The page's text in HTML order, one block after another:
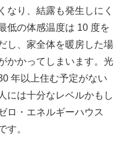
なり、結露も発生しにく
低の体感温度は 10 度を
し、家全体を暖房した場
かかってしまいます。光
年以上住む予定がない
には十分なレベルかもし
ロ・エネルギーハウス
す。